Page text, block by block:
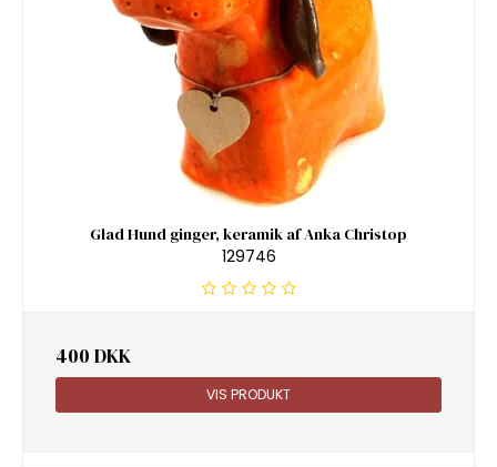
Glad Hund ginger, keramik af Anka Christop
129746
400 DKK
VIS PRODUKT